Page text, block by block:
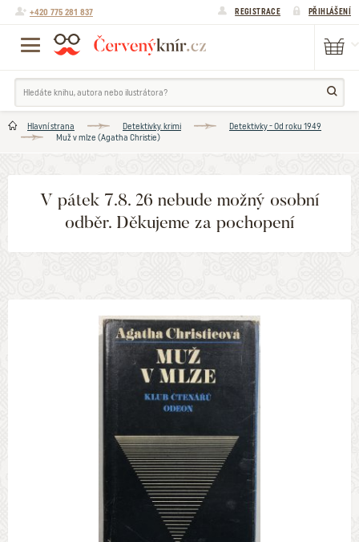
+420 775 281 837 REGISTRACE PŘIHLÁŠENÍ
Hlavní strana Detektivky. krimi
Detektivky - Od roku 1949
Muž v mlze (Agatha Christie)
V pátek 7.8. 26 nebude možný osobní
odběr. Děkujeme za pochopení